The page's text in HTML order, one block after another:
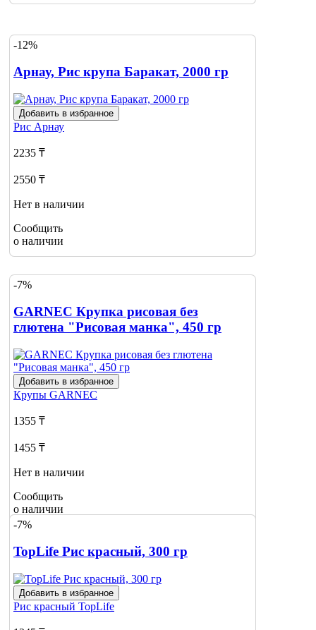
-12%
Арнау, Рис крупа Баракат, 2000 гр
Добавить в избранное
Рис Арнау
2235 ₸
2550 ₸
Нет в наличии
Сообщить
о наличии
-7%
GARNEC Крупка рисовая без
глютена "Рисовая манка", 450 гр
Добавить в избранное
Крупы GARNEC
1355 ₸
1455 ₸
Нет в наличии
Сообщить
о наличии
-7%
TopLife Рис красный, 300 гр
Добавить в избранное
Рис красный TopLife